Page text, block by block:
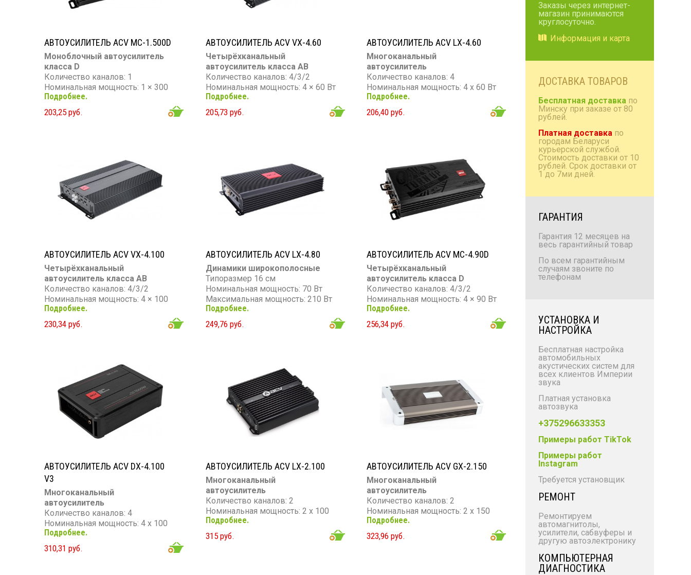
АВТОУСИЛИТЕЛЬ ACV MC-1.500D
Моноблочный автоусилитель
класса D
Количество каналов: 1
Номинальная мощность: 1 × 300
Вт (4 Ом) / 1 × 500 Вт (2 Ом) / 1 ×
650 Вт (1 Ом)
Максимальная мощность: 1 × 800
Подробнее.
203,25 руб.
АВТОУСИЛИТЕЛЬ ACV VX-4.60
Четырёхканальный
автоусилитель класса AB
Количество каналов: 4/3/2
Номинальная мощность: 4 × 60 Вт
(4 Ом) / 4 × 100 Вт (2 Ом) / 2 × 200
Вт (4 Ом, мост)
Частотный диапазон: 10 Гц – 30
Подробнее.
205,73 руб.
АВТОУСИЛИТЕЛЬ ACV LX-4.60
Многоканальный
автоусилитель
Количество каналов: 4
Номинальная мощность: 4 х 60 Вт
Максимальная мощность: 4 х 100
Вт
Частотный диапазон: 10 - 30 000
Подробнее.
206,40 руб.
АВТОУСИЛИТЕЛЬ ACV VX-4.100
Четырёхканальный
автоусилитель класса AB
Количество каналов: 4/3/2
Номинальная мощность: 4 × 100
Вт (4 Ом) / 4 × 150 Вт (2 Ом) / 2 ×
300 Вт (4 Ом, мост)
Частотный диапазон: 10 Гц – 30
Подробнее.
230,34 руб.
АВТОУСИЛИТЕЛЬ ACV LX-4.80
Динамики широкополосные
Типоразмер 16 см
Номинальная мощность: 70 Вт
Максимальная мощность: 210 Вт
Диапазон частот: 70 - 18 000 Гц
Чувствительность: 96 дБ
Сопротивление: 4 Ом
Подробнее.
249,76 руб.
АВТОУСИЛИТЕЛЬ ACV MC-4.90D
Четырёхканальный
автоусилитель класса D
Количество каналов: 4/3/2
Номинальная мощность: 4 × 90 Вт
(4 Ом) / 4 × 150 Вт (2 Ом) / 2 × 300
Вт (4 Ом, мост)
Максимальная мощность: 600 Вт
Подробнее.
256,34 руб.
АВТОУСИЛИТЕЛЬ ACV DX-4.100
V3
Многоканальный
автоусилитель
Количество каналов: 4
Номинальная мощность: 4 х 100
Вт
Максимальная мощность: 4 х 150
Вт
Подробнее.
310,31 руб.
АВТОУСИЛИТЕЛЬ ACV LX-2.100
Многоканальный
автоусилитель
Количество каналов: 2
Номинальная мощность: 2 х 100
Вт
Максимальная мощность: 2 х 150
Вт
Подробнее.
315 руб.
АВТОУСИЛИТЕЛЬ ACV GX-2.150
Многоканальный
автоусилитель
Количество каналов: 2
Номинальная мощность: 2 х 150
Вт
Максимальная мощность: 2 х 240
Вт
Подробнее.
323,96 руб.
Коробки/проставки/
полки
Антенны радио и TV
Домашняя акустика
Аксессуары
Заказы через интернет-
магазин принимаются
круглосуточно.
Информация и карта
ДОСТАВКА ТОВАРОВ
Бесплатная доставка по
Минску при заказе от 80
рублей.
Платная доставка по
городам Беларуси
курьерской службой.
Стоимость доставки от 10
рублей. Срок доставки от
1 до 7ми дней.
ГАРАНТИЯ
Гарантия 12 месяцев на
весь гарантийный товар
По всем гарантийным
случаям звоните по
телефонам
УСТАНОВКА И
НАСТРОЙКА
Бесплатная настройка
автомобильных
акустических систем для
всех клиентов Империи
звука
Платная установка
автозвука
+375296633353
Примеры работ TikTok
Примеры работ
Instagram
Требуется установщик
РЕМОНТ
Ремонтируем
автомагнитолы,
усилители, сабвуферы и
другую автоэлектронику
КОМПЬЮТЕРНАЯ
ДИАГНОСТИКА